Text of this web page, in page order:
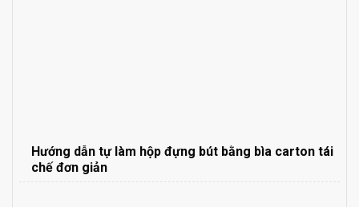
Hướng dẫn tự làm hộp đựng bút bằng bìa carton tái
chế đơn giản